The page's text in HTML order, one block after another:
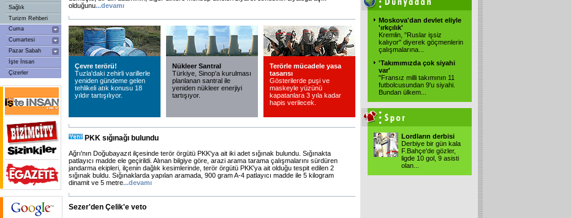
Sağlık
Turizm Rehberi
Cuma
Cumartesi
Pazar Sabah
İşte İnsan
Çizerler
olduğunu...devamı
Çevre terörü!
Tuzla'daki zehirli varillerle
yeniden gündeme gelen
tehlikeli atık konusu 18
yıldır tartışılıyor.
Nükleer Santral
Türkiye, Sinop'a kurulması
planlanan santral ile
yeniden nükleer enerjiyi
tartışıyor.
Terörle mücadele yasa
tasarısı
Gösterilerde puşi ve
maskeyle yüzünü
kapatanlara 3 yıla kadar
hapis verilecek.
PKK sığınağı bulundu
Ağrı'nın Doğubayazıt ilçesinde terör örgütü PKK'ya ait iki adet sığınak bulundu. Sığınakta
patlayıcı madde ele geçirildi. Alınan bilgiye göre, arazi arama tarama çalışmalarını sürdüren
jandarma ekipleri, ilçenin dağlık kesimlerinde, terör örgütü PKK'ya ait olduğu tespit edilen 2
sığınak buldu. Sığınaklarda yapılan aramada, 900 gram A-4 patlayıcı madde ile 5 kilogram
dinamit ve 5 metre...devamı
Sezer'den Çelik'e veto
Moskova'dan devlet eliyle
'ırkçılık'
Kremlin, "Ruslar işsiz
kalıyor" diyerek göçmenlerin
çalışmalarına...
'Takımımızda çok siyahi
var'
"Fransız milli takımının 11
futbolcusundan 9'u siyahi.
Bundan ülkem...
Lordların derbisi
Derbiye bir gün kala
F.Bahçe'de gözler,
ligde 10 gol, 9 asisti
olan...